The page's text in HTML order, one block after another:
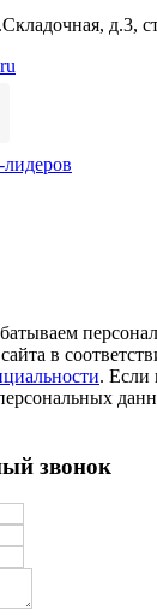
д.3,
в
. Если
звонок